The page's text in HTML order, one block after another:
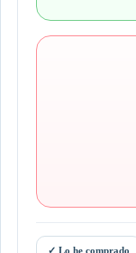
✓ Lo he comprado